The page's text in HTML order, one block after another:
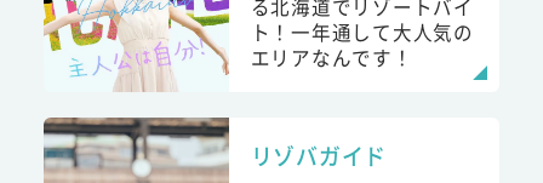
る北海道でリゾートバイ
ト！一年通して大人気の
エリアなんです！
リゾバガイド